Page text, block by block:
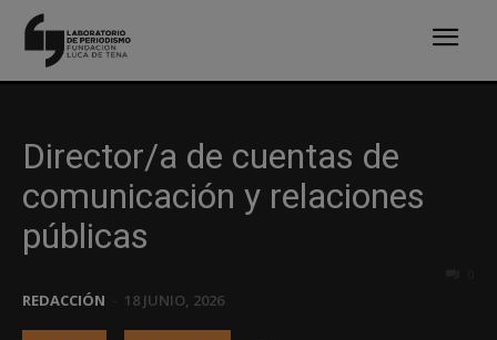
Director/a de cuentas de
comunicación y relaciones
públicas
REDACCIÓN 18 JUNIO, 2026